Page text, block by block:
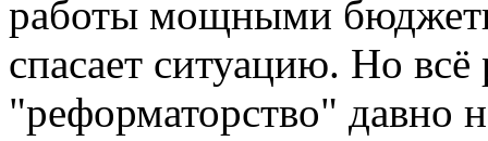
работы мощными
спасает ситуацию. Но всё
"реформаторство" давно